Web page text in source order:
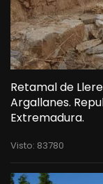
Retamal de
Argallanes.
Extremadura.
Visto: 83780